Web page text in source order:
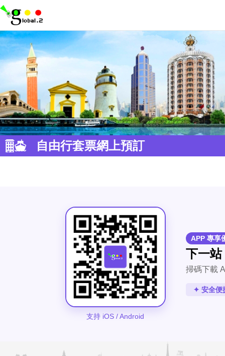
自由行套票網上預訂
支持 iOS / Android
APP 專享
下一
掃碼下載
✦ 安全便